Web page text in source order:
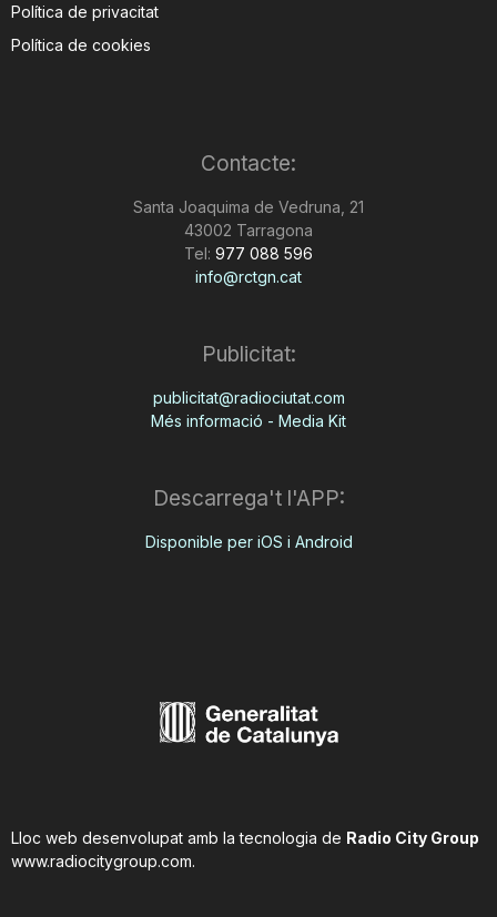
Política de privacitat
Política de cookies
Contacte:
Santa Joaquima de Vedruna, 21
43002 Tarragona
Tel: 977 088 596
info@rctgn.cat
Publicitat:
publicitat@radiociutat.com
Més informació - Media Kit
Descarrega't l'APP:
Disponible per iOS i Android
Lloc web desenvolupat amb la tecnologia de Radio City Group
www.radiocitygroup.com.